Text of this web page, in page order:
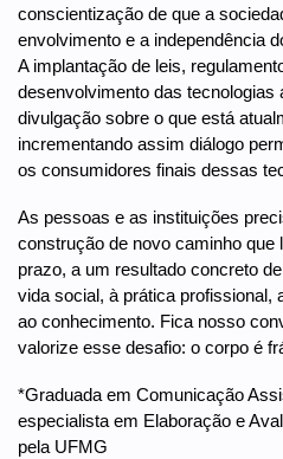
conscientização de que a
envolvimento e a independência
A implantação de leis,
desenvolvimento das tecnologias
divulgação sobre o que está
incrementando assim diálogo
os consumidores finais dessas
As pessoas e as instituições
construção de novo caminho que
prazo, a um resultado concreto
vida social, à prática profissional,
ao conhecimento. Fica nosso
valorize esse desafio: o corpo é
*Graduada em Comunicação
especialista em Elaboração e
pela UFMG